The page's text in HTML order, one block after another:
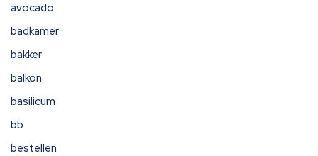
avocado
badkamer
bakker
balkon
basilicum
bb
bestellen